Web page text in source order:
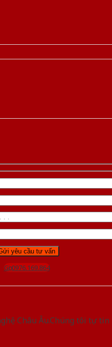
Gọi 0976.169.864
Châu Âu.Chúng tôi tự